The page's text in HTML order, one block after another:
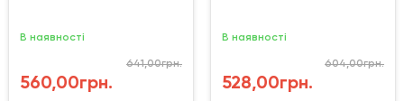
В наявності
560,00грн.
641,00грн.
В наявності
528,00грн.
604,00грн.